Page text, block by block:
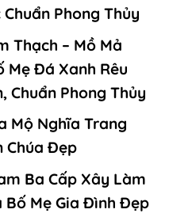
Phong Thủy
Thạch – Mồ Mả
Mẹ Đá Xanh Rêu
Chuẩn Phong Thủy
Mộ Nghĩa Trang
Chúa Đẹp
Ba Cấp Xây Làm
Bố Mẹ Gia Đình Đẹp